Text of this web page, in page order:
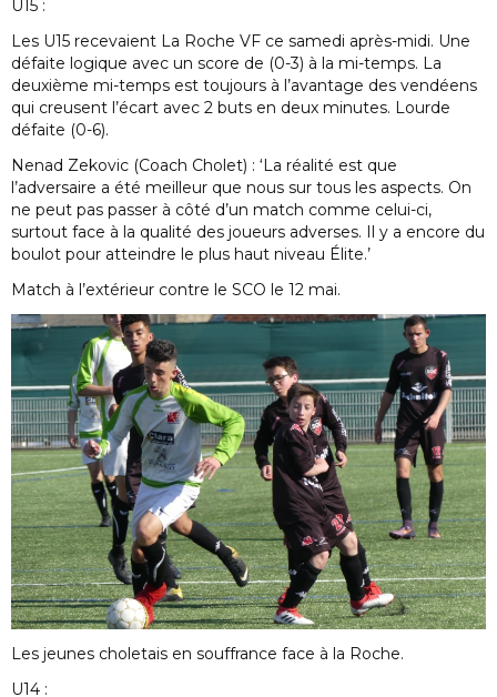
U15 :
Les U15 recevaient La Roche VF ce samedi après-midi. Une
défaite logique avec un score de (0-3) à la mi-temps. La
deuxième mi-temps est toujours à l’avantage des vendéens
qui creusent l’écart avec 2 buts en deux minutes. Lourde
défaite (0-6).
Nenad Zekovic (Coach Cholet) : ‘La réalité est que
l’adversaire a été meilleur que nous sur tous les aspects. On
ne peut pas passer à côté d’un match comme celui-ci,
surtout face à la qualité des joueurs adverses. Il y a encore du
boulot pour atteindre le plus haut niveau Élite.’
Match à l’extérieur contre le SCO le 12 mai.
Les jeunes choletais en souffrance face à la Roche.
U14 :